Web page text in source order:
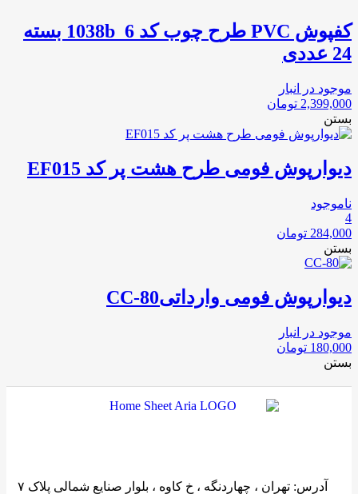
کفپوش PVC طرح چوب کد 1038b_6 بسته
24 عددی
موجود در انبار
2,399,000 تومان
بستن
دیوارپوش فومی طرح هشت پر کد EF015
ناموجود
4
284,000 تومان
بستن
دیوارپوش فومی وارداتیCC-80
موجود در انبار
180,000 تومان
بستن
آدرس: تهران ، چهاردنگه ، خ کاوه ، بلوار صنایع شمالی پلاک ۷